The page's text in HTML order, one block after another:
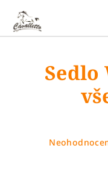
obsah
Sedlo
Průměrné